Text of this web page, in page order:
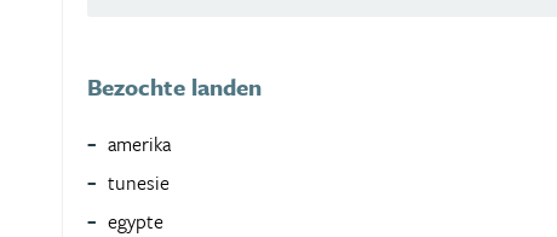
Bezochte landen
amerika
tunesie
egypte